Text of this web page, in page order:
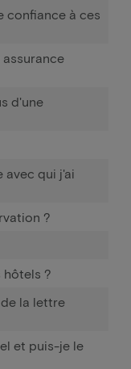
confiance à ces
d'une
avec qui j'ai
?
hôtels ?
la lettre
et puis-je le